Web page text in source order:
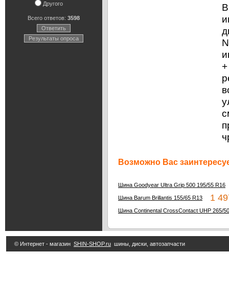
Другого
Всего ответов: 3598
Ответить
Результаты опроса
Возможно Вас
Шина Goodyear Ultra Grip 500 195/55 R16
Шина Barum Brillantis 155/65 R13 1
Шина Continental CrossContact UHP 265/
© Интернет - магазин SHIN-SHOP.ru шины, диски, автозапчасти